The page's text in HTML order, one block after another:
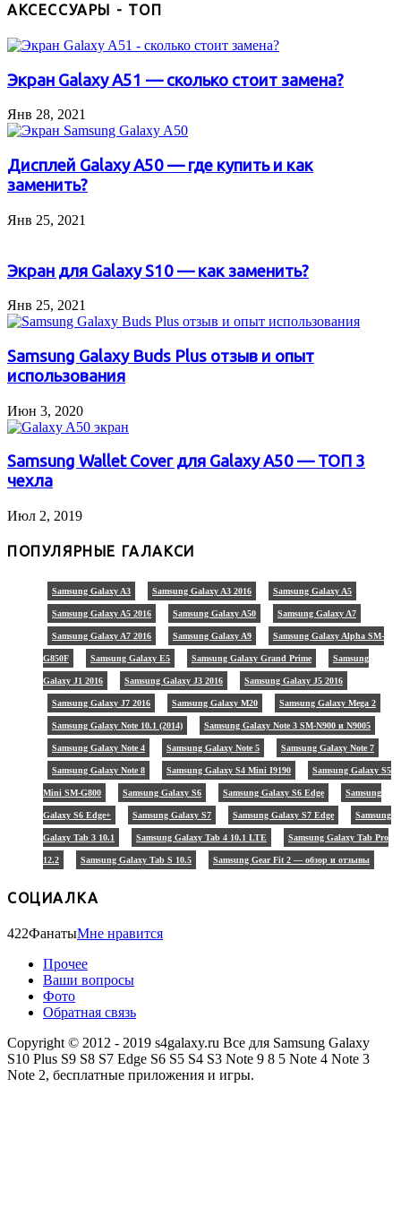
АКСЕССУАРЫ - ТОП
Экран Galaxy A51 — сколько стоит замена?
Янв 28, 2021
Дисплей Galaxy A50 — где купить и как
заменить?
Янв 25, 2021
Экран для Galaxy S10 — как заменить?
Янв 25, 2021
Samsung Galaxy Buds Plus отзыв и опыт
использования
Июн 3, 2020
Samsung Wallet Cover для Galaxy A50 — ТОП 3
чехла
Июл 2, 2019
ПОПУЛЯРНЫЕ ГАЛАКСИ
Samsung Galaxy A3 Samsung Galaxy A3 2016 Samsung Galaxy A5
Samsung Galaxy A5 2016 Samsung Galaxy A50 Samsung Galaxy A7
Samsung Galaxy A7 2016 Samsung Galaxy A9 Samsung Galaxy Alpha SM-
G850F Samsung Galaxy E5 Samsung Galaxy Grand Prime Samsung
Galaxy J1 2016 Samsung Galaxy J3 2016 Samsung Galaxy J5 2016
Samsung Galaxy J7 2016 Samsung Galaxy M20 Samsung Galaxy Mega 2
Samsung Galaxy Note 10.1 (2014) Samsung Galaxy Note 3 SM-N900 и N9005
Samsung Galaxy Note 4 Samsung Galaxy Note 5 Samsung Galaxy Note 7
Samsung Galaxy Note 8 Samsung Galaxy S4 Mini I9190 Samsung Galaxy S5
Mini SM-G800 Samsung Galaxy S6 Samsung Galaxy S6 Edge Samsung
Galaxy S6 Edge+ Samsung Galaxy S7 Samsung Galaxy S7 Edge Samsung
Galaxy Tab 3 10.1 Samsung Galaxy Tab 4 10.1 LTE Samsung Galaxy Tab Pro
12.2 Samsung Galaxy Tab S 10.5 Samsung Gear Fit 2 — обзор и отзывы
СОЦИАЛКА
422ФанатыМне нравится
Прочее
Ваши вопросы
Фото
Обратная связь
Copyright © 2012 - 2019 s4galaxy.ru Все для Samsung Galaxy
S10 Plus S9 S8 S7 Edge S6 S5 S4 S3 Note 9 8 5 Note 4 Note 3
Note 2, бесплатные приложения и игры.